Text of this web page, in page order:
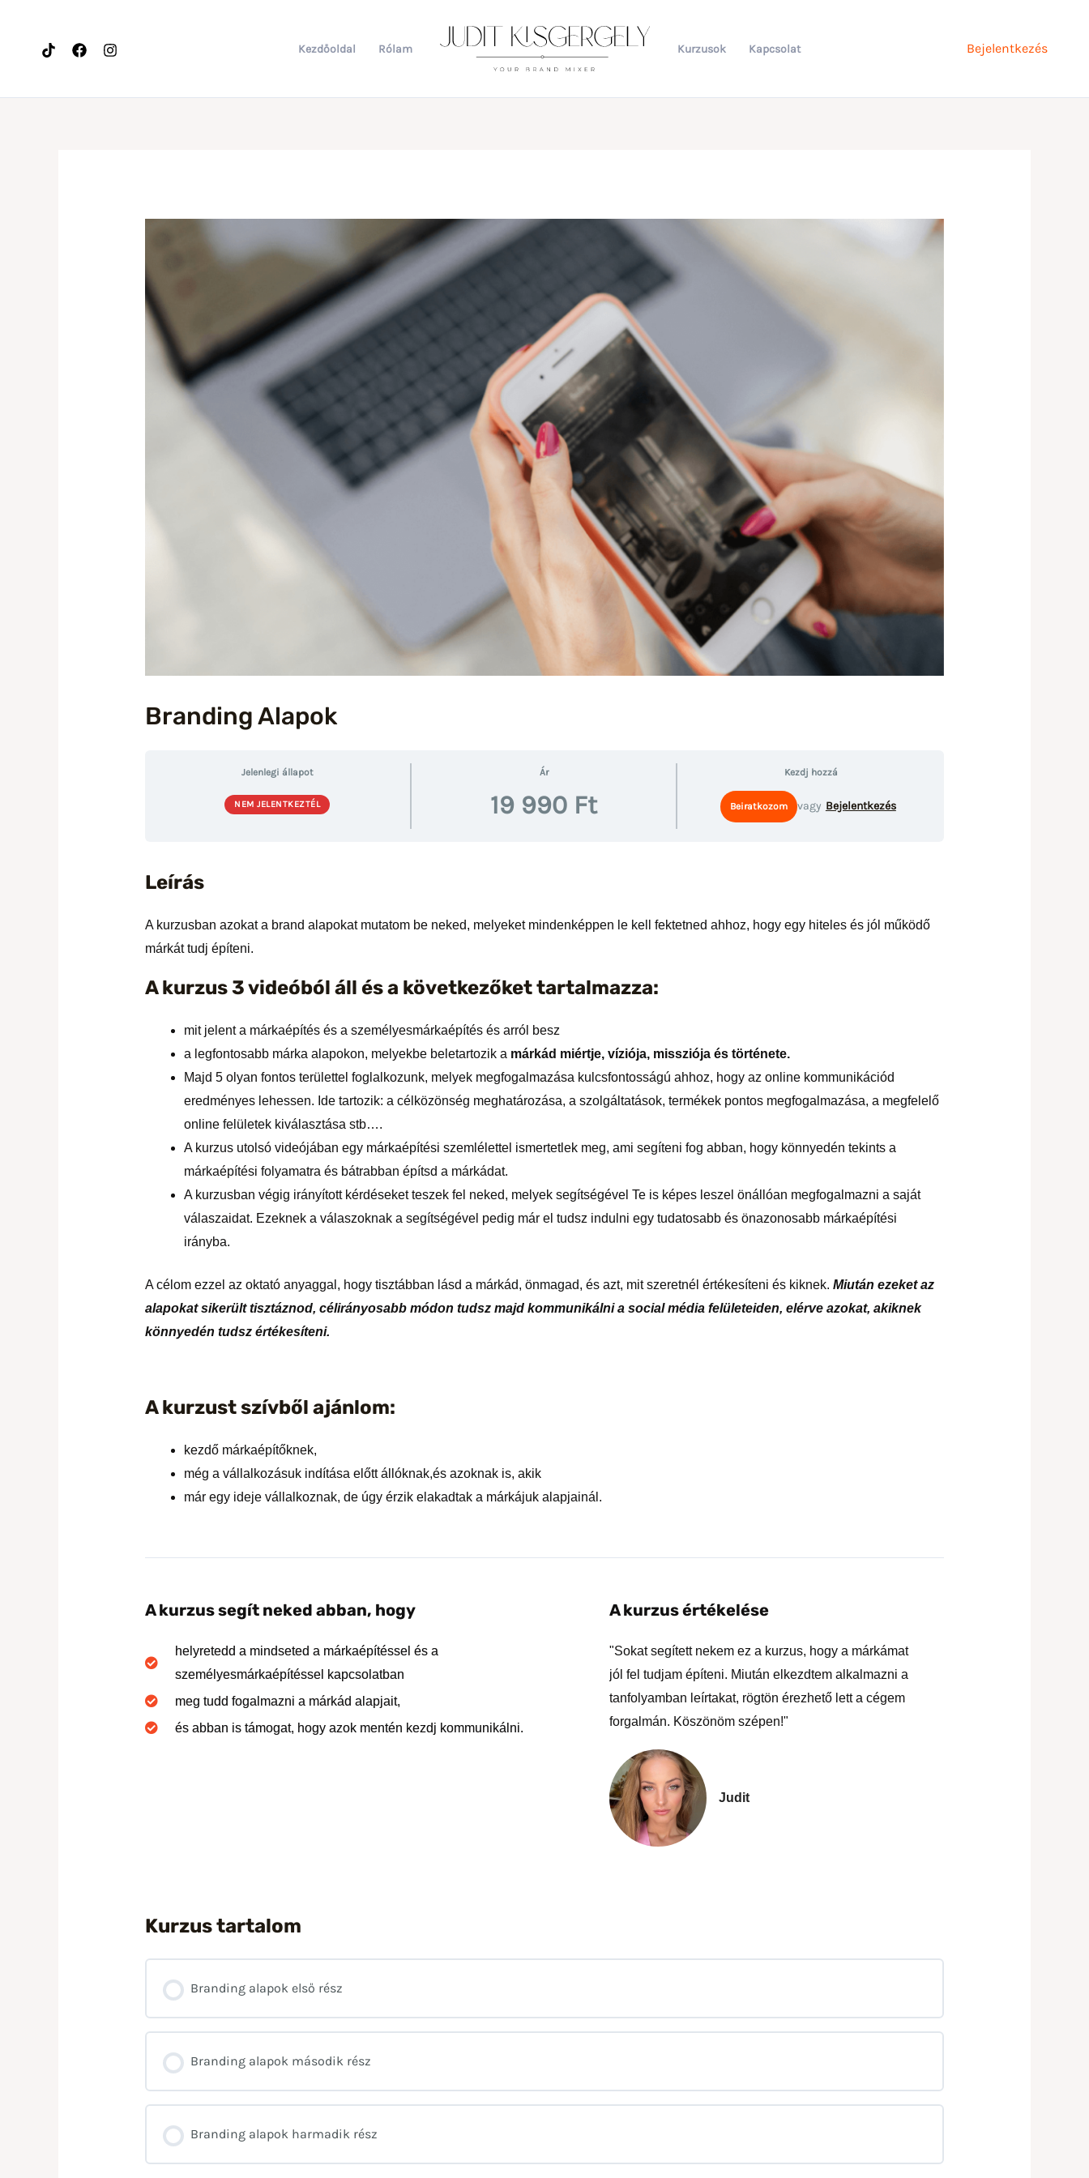
Kezdőoldal Rólam Kurzusok Kapcsolat Bejelentkezés
Branding Alapok
Jelenlegi állapot
NEM JELENTKEZTÉL
Ár Kezdj hozzá
vagy Bejelentkezés
Leírás
A kurzusban azokat a brand alapokat mutatom be neked, melyeket mindenképpen le kell fektetned ahhoz, hogy egy hiteles és jól működő
márkát tudj építeni.
A kurzus 3 videóból áll és a következőket tartalmazza:
mit jelent a márkaépítés és a személyesmárkaépítés és arról besz
a legfontosabb márka alapokon, melyekbe beletartozik a márkád miértje, víziója, missziója és története.
Majd 5 olyan fontos területtel foglalkozunk, melyek megfogalmazása kulcsfontosságú ahhoz, hogy az online kommunikációd
eredményes lehessen. Ide tartozik: a célközönség meghatározása, a szolgáltatások, termékek pontos megfogalmazása, a megfelelő
online felületek kiválasztása stb….
A kurzus utolsó videójában egy márkaépítési szemlélettel ismertetlek meg, ami segíteni fog abban, hogy könnyedén tekints a
márkaépítési folyamatra és bátrabban építsd a márkádat.
A kurzusban végig irányított kérdéseket teszek fel neked, melyek segítségével Te is képes leszel önállóan megfogalmazni a saját
válaszaidat. Ezeknek a válaszoknak a segítségével pedig már el tudsz indulni egy tudatosabb és önazonosabb márkaépítési
irányba.
A célom ezzel az oktató anyaggal, hogy tisztábban lásd a márkád, önmagad, és azt, mit szeretnél értékesíteni és kiknek. Miután ezeket az
alapokat sikerült tisztáznod, célirányosabb módon tudsz majd kommunikálni a social média felületeiden, elérve azokat, akiknek
könnyedén tudsz értékesíteni.
A kurzust szívből ajánlom:
kezdő márkaépítőknek,
még a vállalkozásuk indítása előtt állóknak,és azoknak is, akik
már egy ideje vállalkoznak, de úgy érzik elakadtak a márkájuk alapjainál.
A kurzus segít neked abban, hogy
helyretedd a mindseted a márkaépítéssel és a
személyesmárkaépítéssel kapcsolatban
meg tudd fogalmazni a márkád alapjait,
és abban is támogat, hogy azok mentén kezdj kommunikálni.
A kurzus értékelése
"Sokat segített nekem ez a kurzus, hogy a márkámat
jól fel tudjam építeni. Miután elkezdtem alkalmazni a
tanfolyamban leírtakat, rögtön érezhető lett a cégem
forgalmán. Köszönöm szépen!"
Judit
Kurzus tartalom
Branding alapok első rész
Branding alapok második rész
Branding alapok harmadik rész